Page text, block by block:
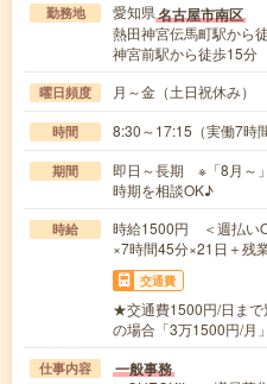
勤務地 愛知県名古屋市南区
熱田神宮伝馬町駅から
神宮前駅から徒歩15分
曜日頻度 月～金（土日祝休み）
時間 8:30～17:15（実働7時
期間
即日～長期 ※「8月～
時期を相談OK♪
時給
時給1500円 ＜週払い
×7時間45分×21日＋残
交通費
★交通費1500円/日まで
の場合「3万1500円/月
仕事内容 一般事務